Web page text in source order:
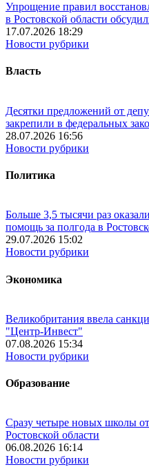
Упрощение правил
в Ростовской области
17.07.2026 18:29
Новости рубрики
Власть
Десятки предложений от
закрепили в федеральных
28.07.2026 16:56
Новости рубрики
Политика
Больше 3,5 тысячи раз
помощь за полгода в
29.07.2026 15:02
Новости рубрики
Экономика
Великобритания ввела
"Центр-Инвест"
07.08.2026 15:34
Новости рубрики
Образование
Сразу четыре новых школы
Ростовской области
06.08.2026 16:14
Новости рубрики